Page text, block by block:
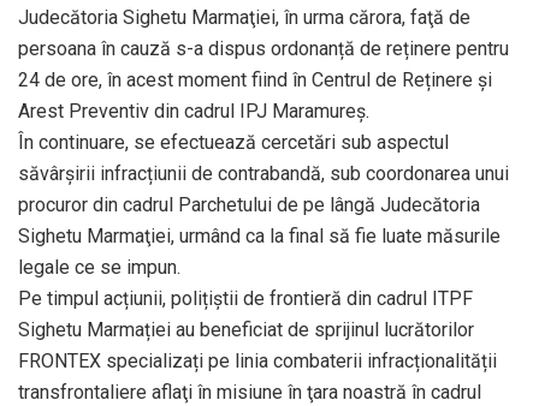
Judecătoria Sighetu Marmaţiei, în urma cărora, faţă de
persoana în cauză s-a dispus ordonanță de reținere pentru
24 de ore, în acest moment fiind în Centrul de Reținere și
Arest Preventiv din cadrul IPJ Maramureș.
În continuare, se efectuează cercetări sub aspectul
săvârșirii infracțiunii de contrabandă, sub coordonarea unui
procuror din cadrul Parchetului de pe lângă Judecătoria
Sighetu Marmaţiei, urmând ca la final să fie luate măsurile
legale ce se impun.
Pe timpul acțiunii, polițiștii de frontieră din cadrul ITPF
Sighetu Marmației au beneficiat de sprijinul lucrătorilor
FRONTEX specializați pe linia combaterii infracționalității
transfrontaliere aflaţi în misiune în ţara noastră în cadrul